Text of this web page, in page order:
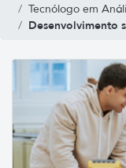
Tecnólogo em
Desenvolvimento